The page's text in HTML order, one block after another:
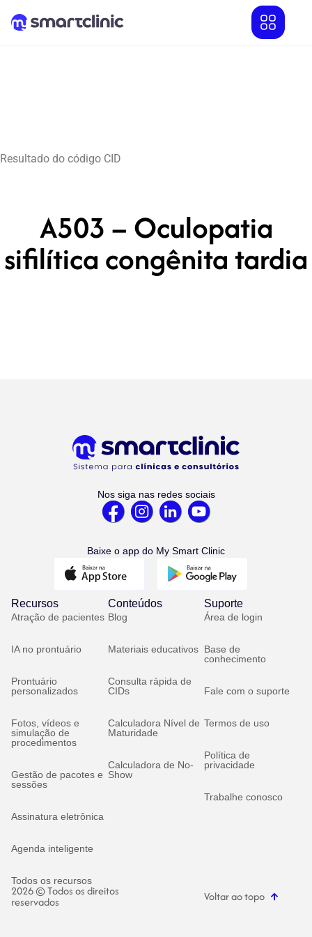
Resultado do código CID
A503 – Oculopatia
sifilítica congênita tardia
Nos siga nas redes sociais
Baixe o app do My Smart Clinic
Recursos
Atração de pacientes
IA no prontuário
Prontuário
personalizados
Fotos, vídeos e
simulação de
procedimentos
Gestão de pacotes e
sessões
Assinatura eletrônica
Agenda inteligente
Todos os recursos
Conteúdos
Blog
Materiais educativos
Consulta rápida de
CIDs
Calculadora Nível de
Maturidade
Calculadora de No-
Show
Suporte
Área de login
Base de
conhecimento
Fale com o suporte
Termos de uso
Política de
privacidade
Trabalhe conosco
2026 © Todos os direitos
reservados Voltar ao topo